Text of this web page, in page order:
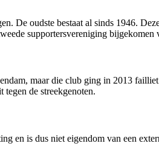
De oudste bestaat al sinds 1946.
supportersvereniging bijgekomen
maar die club ging in 2013
de streekgenoten.
en is dus niet eigendom van een